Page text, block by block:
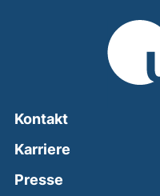
Kontakt
Karriere
Presse